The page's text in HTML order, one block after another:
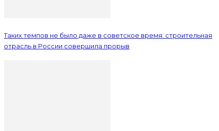
Таких темпов не было даже в советское время: строительная
отрасль в России совершила прорыв